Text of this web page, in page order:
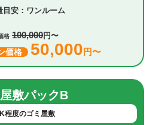
ワンルーム
格 100,000円〜
価格 50,000 円〜
敷パックB
程度のゴミ屋敷